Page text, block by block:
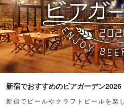
新宿でおすすめのビアガーデン2026
新宿でビールやクラフトビールを楽